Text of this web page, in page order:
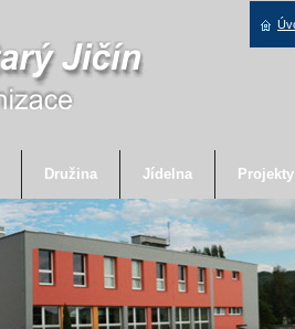
Družina Jídelna Projekty